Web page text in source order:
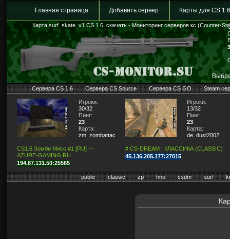
Главная страница Добавить сервер Карты для CS 1.6
Карта surf_skate_v1 CS 1.6, скачать - Мониторинг серверов кс (Counter-
Сервера CS 1.6 Сервера CS Source Сервера CS GO Steam
Игроки:
30/32
Пинг:
23
Карта:
zm_zombattack
CS1.6 Зомби Мясо #1 [RU] —
AZURE-GAMING.RU
194.87.131.50:25565
Игроки:
13/32
Пинг:
23
Карта:
de_dust2002
# CS-DREAM | КЛАССИКА (CLASSIC)
45.136.205.177:27015
public classic zp hns csdm surf